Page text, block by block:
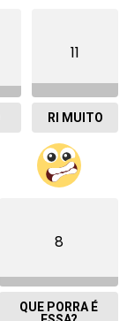
11
RI MUITO
8
QUE PORRA É